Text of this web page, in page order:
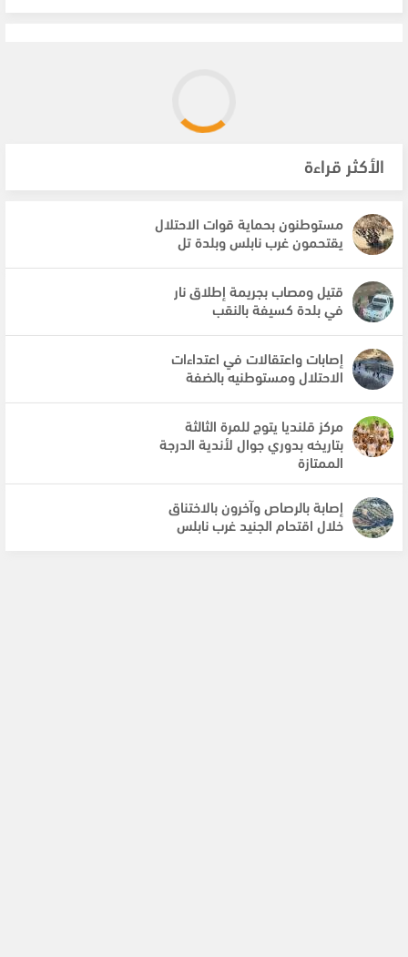
الأكثر قراءة
مستوطنون بحماية قوات الاحتلال
يقتحمون غرب نابلس وبلدة تل
قتيل ومصاب بجريمة إطلاق نار
في بلدة كسيفة بالنقب
إصابات واعتقالات في اعتداءات
الاحتلال ومستوطنيه بالضفة
مركز قلنديا يتوج للمرة الثالثة
بتاريخه بدوري جوال لأندية الدرجة
الممتازة
إصابة بالرصاص وآخرون بالاختناق
خلال اقتحام الجنيد غرب نابلس